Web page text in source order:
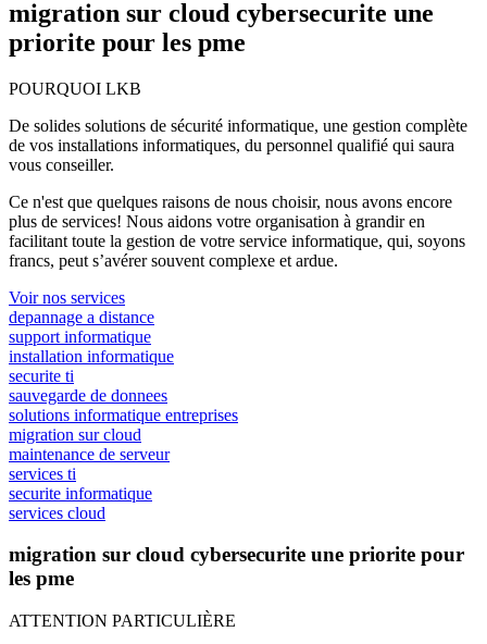
migration sur cloud cybersecurite une
priorite pour les pme
POURQUOI LKB
De solides solutions de sécurité informatique, une gestion complète
de vos installations informatiques, du personnel qualifié qui saura
vous conseiller.
Ce n'est que quelques raisons de nous choisir, nous avons encore
plus de services! Nous aidons votre organisation à grandir en
facilitant toute la gestion de votre service informatique, qui, soyons
francs, peut s’avérer souvent complexe et ardue.
Voir nos services
depannage a distance
support informatique
installation informatique
securite ti
sauvegarde de donnees
solutions informatique entreprises
migration sur cloud
maintenance de serveur
services ti
securite informatique
services cloud
migration sur cloud cybersecurite une priorite pour
les pme
ATTENTION PARTICULIÈRE